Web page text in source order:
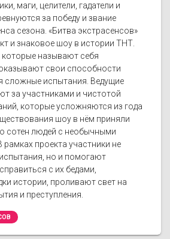
маги, целители, гадатели и
за победу и звание
сезона. «Битва экстрасенсов»
и знаковое шоу в истории ТНТ.
называют себя
свои способности
сложные испытания. Ведущие
за участниками и чистотой
которые усложняются из года
шоу в нём приняли
сотен людей с необычными
проекта участники не
но и помогают
с их бедами,
истории, проливают свет на
и преступления.